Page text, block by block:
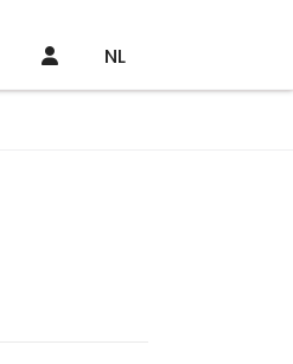
NL